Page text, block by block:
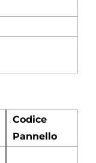
Codice
Pannello